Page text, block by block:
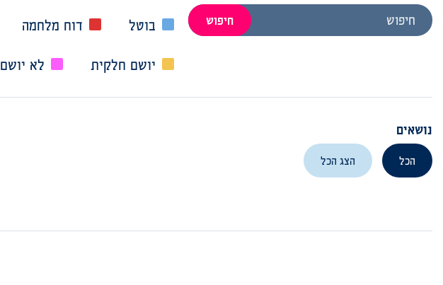
חיפוש בוטל דוח מלחמה
יושם חלקית
לא יושם
נושאים
הכל הצג הכל